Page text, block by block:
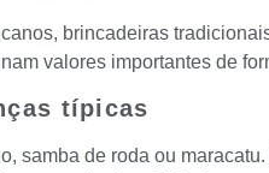
brincadeiras
valores importantes de
típicas
samba de roda ou